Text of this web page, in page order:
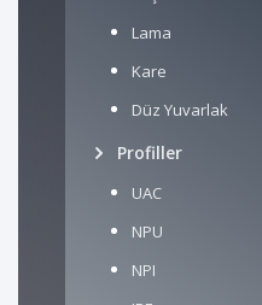
Lama
Kare
Düz Yuvarlak
Profiller
UAC
NPU
NPI